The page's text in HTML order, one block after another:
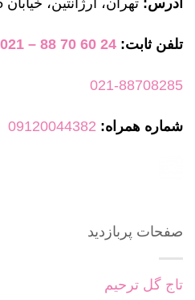
تلفن ثابت: 24 60 70 88 – 021
021-88708285
شماره همراه: 09120044382
صفحات پربازدید
تاج گل ترحیم